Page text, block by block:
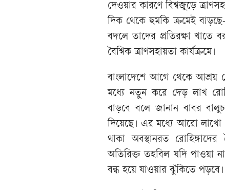
দেওয়ার কারণে বিশ্বজুড়ে
দিক থেকে হুমকি ক্রমেই
বদলে তাদের প্রতিরক্ষা খাতে
বৈশ্বিক ত্রাণসহায়তা কার্যক্রমে।
বাংলাদেশে আগে থেকে আশ্রয়
মধ্যে নতুন করে দেড় লাখ
বাড়বে বলে জানান বাবর
দিয়েছে। এর মধ্যে আরো লাখো
থাকা অবস্থানরত
অতিরিক্ত তহবিল যদি পাওয়া
বন্ধ হয়ে যাওয়ার ঝুঁকিতে পড়বে।